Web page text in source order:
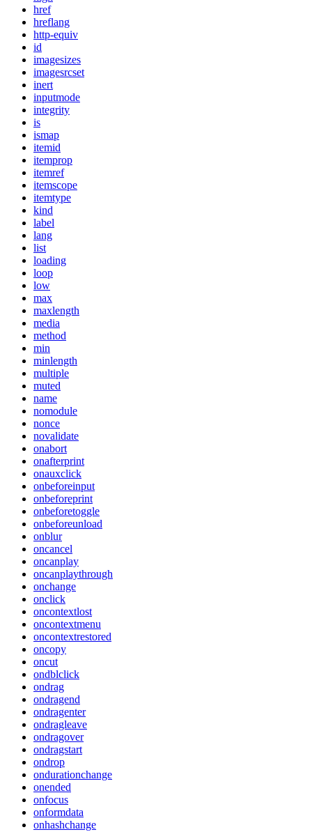
href
hreflang
http-equiv
id
imagesizes
imagesrcset
inert
inputmode
integrity
is
ismap
itemid
itemprop
itemref
itemscope
itemtype
kind
label
lang
list
loading
loop
low
max
maxlength
media
method
min
minlength
multiple
muted
name
nomodule
nonce
novalidate
onabort
onafterprint
onauxclick
onbeforeinput
onbeforeprint
onbeforetoggle
onbeforeunload
onblur
oncancel
oncanplay
oncanplaythrough
onchange
onclick
oncontextlost
oncontextmenu
oncontextrestored
oncopy
oncut
ondblclick
ondrag
ondragend
ondragenter
ondragleave
ondragover
ondragstart
ondrop
ondurationchange
onended
onfocus
onformdata
onhashchange